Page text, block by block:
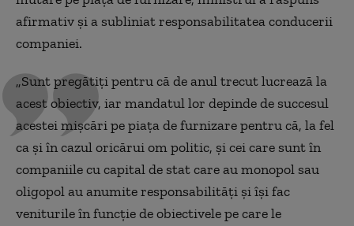
afirmativ și a subliniat responsabilitatea conducerii
companiei.
„Sunt pregătiți pentru că de anul trecut lucrează la
acest obiectiv, iar mandatul lor depinde de succesul
acestei mișcări pe piața de furnizare pentru că, la fel
ca și în cazul oricărui om politic, și cei care sunt în
companiile cu capital de stat care au monopol sau
oligopol au anumite responsabilități și își fac
veniturile în funcție de obiectivele pe care le